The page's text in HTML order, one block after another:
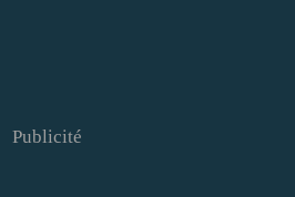
Publicité